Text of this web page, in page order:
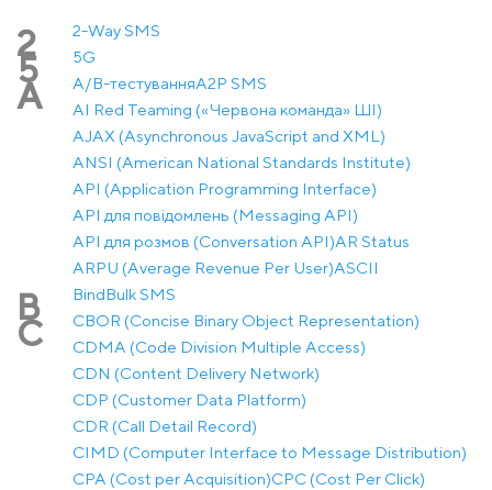
2 2-Way SMS
5 5G
A A/B-тестуванняA2P SMS
AI Red Teaming («Червона команда» ШІ)
AJAX (Asynchronous JavaScript and XML)
ANSI (American National Standards Institute)
API (Application Programming Interface)
API для повідомлень (Messaging API)
API для розмов (Conversation API)AR Status
ARPU (Average Revenue Per User)ASCII
B BindBulk SMS
C
CBOR (Concise Binary Object Representation)
CDMA (Code Division Multiple Access)
CDN (Content Delivery Network)
CDP (Customer Data Platform)
CDR (Call Detail Record)
CIMD (Computer Interface to Message Distribution)
CPA (Cost per Acquisition)CPC (Cost Per Click)